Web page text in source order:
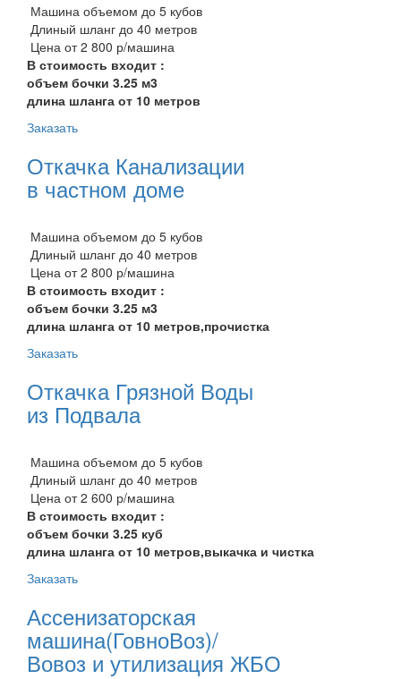
Машина объемом до 5 кубов
Длиный шланг до 40 метров
Цена от 2 800 р/машина
В стоимость входит :
объем бочки 3.25 м3
длина шланга от 10 метров
Заказать
Откачка Канализации
в частном доме
Машина объемом до 5 кубов
Длиный шланг до 40 метров
Цена от 2 800 р/машина
В стоимость входит :
объем бочки 3.25 м3
длина шланга от 10 метров,прочистка
Заказать
Откачка Грязной Воды
из Подвала
Машина объемом до 5 кубов
Длиный шланг до 40 метров
Цена от 2 600 р/машина
В стоимость входит :
объем бочки 3.25 куб
длина шланга от 10 метров,выкачка и чистка
Заказать
Ассенизаторская
машина(ГовноВоз)/
Вовоз и утилизация ЖБО